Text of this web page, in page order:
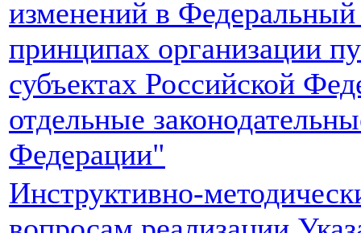
изменений в
принципах организации
субъектах Российской
отдельные
Федерации"
Инструктивно-